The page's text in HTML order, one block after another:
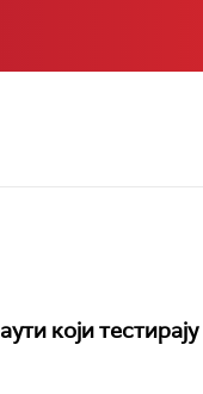
који тестирају